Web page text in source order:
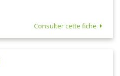
Consulter cette fiche